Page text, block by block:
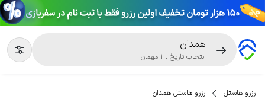
همدان
انتخاب تاریخ .
1 مهمان
رزرو هاستل رزرو هاستل همدان